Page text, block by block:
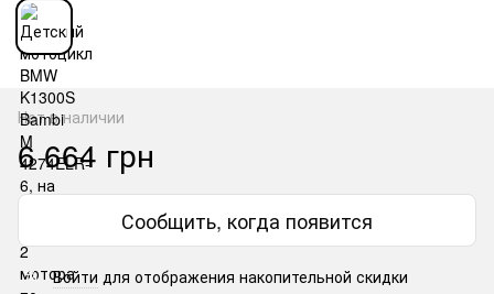
Нет в наличии
6 664 грн
Сообщить, когда появится
% Войти для отображения накопительной скидки